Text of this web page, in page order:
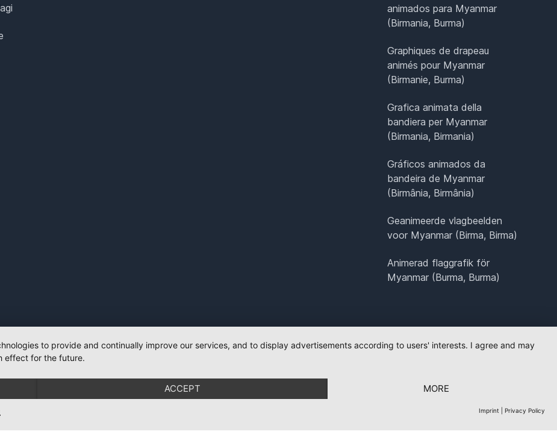
animados para Myanmar
(Birmania, Burma)
Graphiques de drapeau
animés pour Myanmar
(Birmanie, Burma)
Grafica animata della
bandiera per Myanmar
(Birmania, Birmania)
Gráficos animados da
bandeira de Myanmar
(Birmânia, Birmânia)
Geanimeerde vlagbeelden
voor Myanmar (Birma, Birma)
Animerad flaggrafik för
Myanmar (Burma, Burma)
to provide and continually improve our services, and to display advertisements according to users' interests. I agree and may
effect for the future.
ACCEPT MORE
Imprint Privacy Policy